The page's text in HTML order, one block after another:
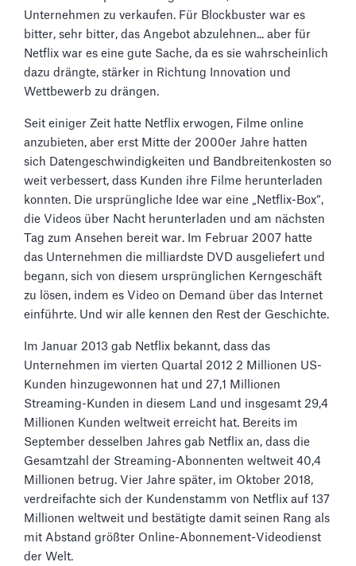
Unternehmen zu verkaufen. Für Blockbuster war es
bitter, sehr bitter, das Angebot abzulehnen... aber für
Netflix war es eine gute Sache, da es sie wahrscheinlich
dazu drängte, stärker in Richtung Innovation und
Wettbewerb zu drängen.
Seit einiger Zeit hatte Netflix erwogen, Filme online
anzubieten, aber erst Mitte der 2000er Jahre hatten
sich Datengeschwindigkeiten und Bandbreitenkosten so
weit verbessert, dass Kunden ihre Filme herunterladen
konnten. Die ursprüngliche Idee war eine „Netflix-Box“,
die Videos über Nacht herunterladen und am nächsten
Tag zum Ansehen bereit war. Im Februar 2007 hatte
das Unternehmen die milliardste DVD ausgeliefert und
begann, sich von diesem ursprünglichen Kerngeschäft
zu lösen, indem es Video on Demand über das Internet
einführte. Und wir alle kennen den Rest der Geschichte.
Im Januar 2013 gab Netflix bekannt, dass das
Unternehmen im vierten Quartal 2012 2 Millionen US-
Kunden hinzugewonnen hat und 27,1 Millionen
Streaming-Kunden in diesem Land und insgesamt 29,4
Millionen Kunden weltweit erreicht hat. Bereits im
September desselben Jahres gab Netflix an, dass die
Gesamtzahl der Streaming-Abonnenten weltweit 40,4
Millionen betrug. Vier Jahre später, im Oktober 2018,
verdreifachte sich der Kundenstamm von Netflix auf 137
Millionen weltweit und bestätigte damit seinen Rang als
mit Abstand größter Online-Abonnement-Videodienst
der Welt.